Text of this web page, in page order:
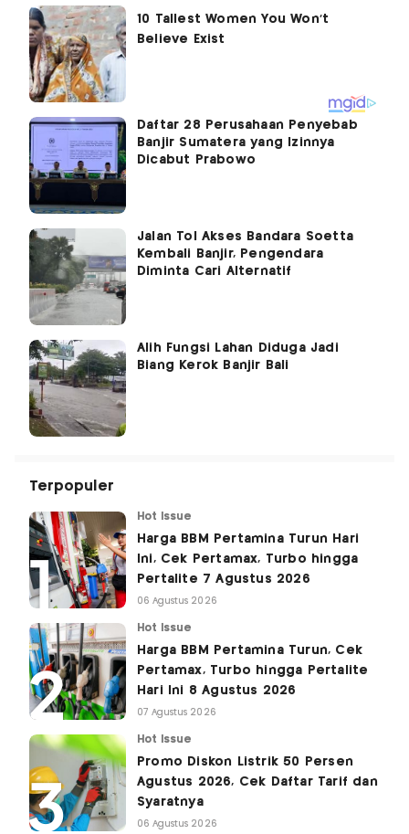
Daftar 28 Perusahaan Penyebab
Banjir Sumatera yang Izinnya
Dicabut Prabowo
Jalan Tol Akses Bandara Soetta
Kembali Banjir, Pengendara
Diminta Cari Alternatif
Alih Fungsi Lahan Diduga Jadi
Biang Kerok Banjir Bali
Terpopuler
Hot Issue
Harga BBM Pertamina Turun Hari
Ini, Cek Pertamax, Turbo hingga
Pertalite 7 Agustus 2026
06 Agustus 2026
Hot Issue
Harga BBM Pertamina Turun, Cek
Pertamax, Turbo hingga Pertalite
Hari Ini 8 Agustus 2026
07 Agustus 2026
Hot Issue
Promo Diskon Listrik 50 Persen
Agustus 2026, Cek Daftar Tarif dan
Syaratnya
06 Agustus 2026